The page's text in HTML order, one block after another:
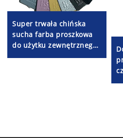
Super trwała chińska
sucha farba proszkowa
do użytku zewnętrznego
produkcja fabryczna